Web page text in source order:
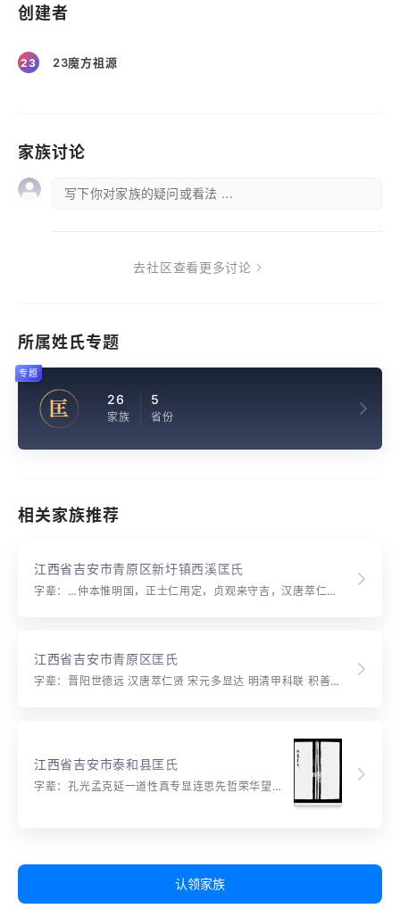
创建者
23 23魔方祖源
家族讨论
写下你对家族的疑问或看法 ...
去社区查看更多讨论
所属姓氏专题
匡 26
家族
5
省份
专题
相关家族推荐
江西省吉安市青原区新圩镇西溪匡氏
字辈：…仲本惟明国，正士仁用定，贞观来守吉，汉唐萃仁贤…
江西省吉安市青原区匡氏
字辈：晋阳世德远 汉唐萃仁贤 宋元多显达 明清甲科联 积善徵馀庆 存心贵用天 枝茂因培本 泉深为有源 宗亲咸体会 悠久定应乾 从是垂奕祀 伦行皆依先
江西省吉安市泰和县匡氏
字辈：孔光孟克延一道性真专显连思先哲荣华望俊贤明经原有自博士复相连祖德诚高远兴隆万亿年显连思馀庆振兴有贻谋登第恢先烈服官懋皇猷尊重在伦叙齐治本身修大理家声远继绳垂千秋晋？？？（字行）世即稀（字行）远即显（字行）汉唐萃仁贤宋元多显连（宪夏）明清甲科联积善征馀庆存心贵用天（田）枝茂因培本泉深为有源宗亲咸体会悠久定应干从是垂奕禩伦行皆依先
认领家族